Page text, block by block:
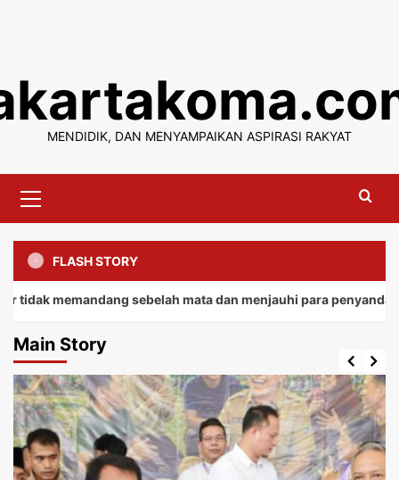
content
MENDIDIK, DAN MENYAMPAIKAN ASPIRASI RAKYAT
Menu
FLASH STORY
sebelah mata dan menjauhi para penyandang.
Main Story